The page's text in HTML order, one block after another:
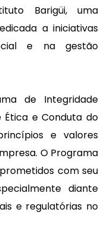
Barigüi, uma
a iniciativas
e na gestão
de Integridade
Ética e Conduta do
e valores
O Programa
com seu
diante
e regulatórias no